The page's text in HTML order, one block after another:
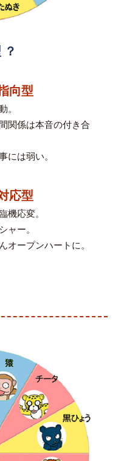
向型
。
関係は本音の付き合
には弱い。
応型
機応変。
ャー。
オープンハートに。